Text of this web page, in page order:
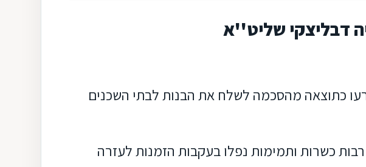
דבליצקי שליט''א
כתוצאה מהסכמה לשלח את הבנות לבתי השכנים
כשרות ותמימות נפלו בעקבות הזמנות לעזרה